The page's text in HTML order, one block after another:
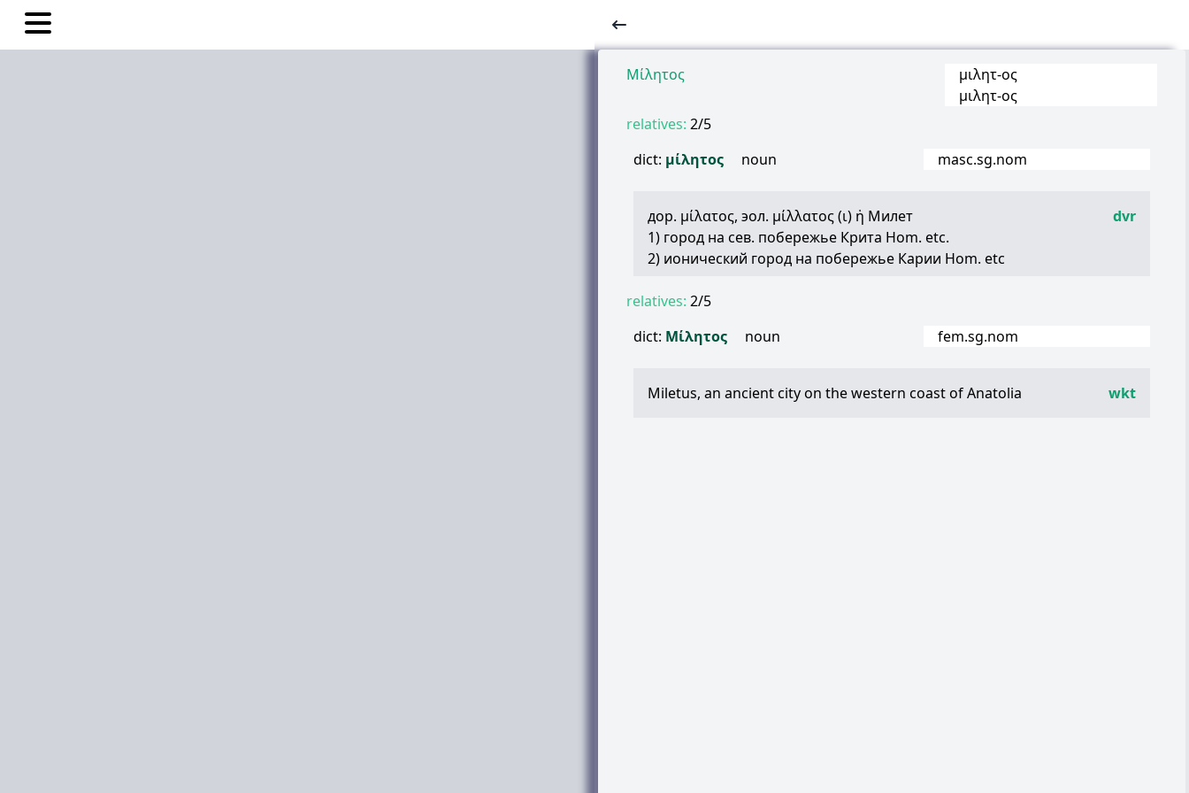
Μίλητος μιλητ-ος
μιλητ-ος
relatives: 2/5
dict: μίλητος noun masc.sg.nom
dvr
дор. μίλατος, эол. μίλλατος(ι) ἡ Милет
1) город на сев. побережье Крита Hom. etc.
2) ионический город на побережье Карии Hom. etc
relatives: 2/5
dict: Μίλητος noun fem.sg.nom
wkt
Miletus, an ancient city on the western coast of Anatolia